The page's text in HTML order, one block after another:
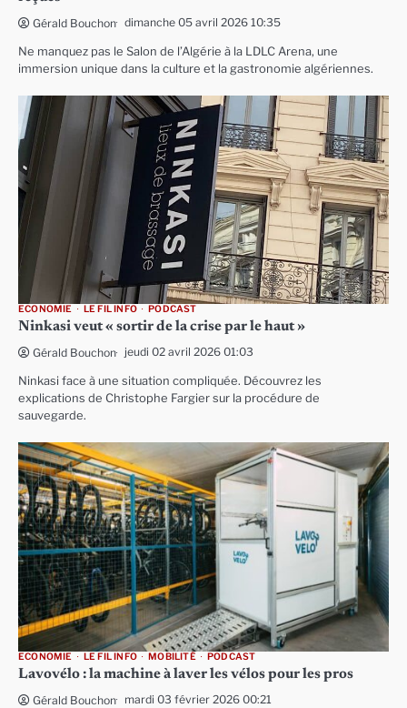
Gérald Bouchon dimanche 05 avril 2026 10:35
Ne manquez pas le Salon de l’Algérie à la LDLC Arena, une
immersion unique dans la culture et la gastronomie algériennes.
ECONOMIE LE FIL INFO PODCAST
Ninkasi veut « sortir de la crise par le haut »
Gérald Bouchon jeudi 02 avril 2026 01:03
Ninkasi face à une situation compliquée. Découvrez les
explications de Christophe Fargier sur la procédure de
sauvegarde.
ECONOMIE LE FIL INFO MOBILITÉ PODCAST
Lavovélo : la machine à laver les vélos pour les pros
Gérald Bouchon mardi 03 février 2026 00:21